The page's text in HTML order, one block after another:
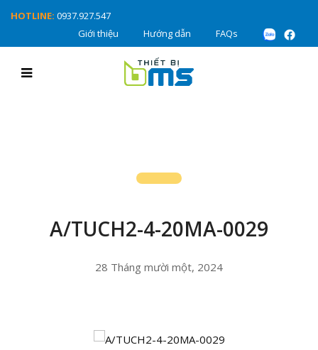
HOTLINE: 0937.927.547
Giới thiệu
Hướng dẫn FAQs
A/TUCH2-4-20MA-0029
28 Tháng mười một, 2024